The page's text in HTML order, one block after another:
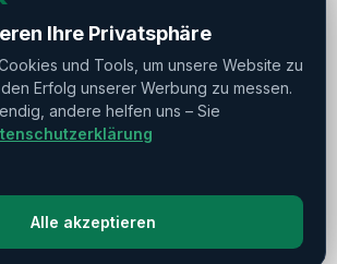
Ihre Privatsphäre
und Tools, um unsere Website zu
Erfolg unserer Werbung zu messen.
andere helfen uns – Sie
Alle akzeptieren